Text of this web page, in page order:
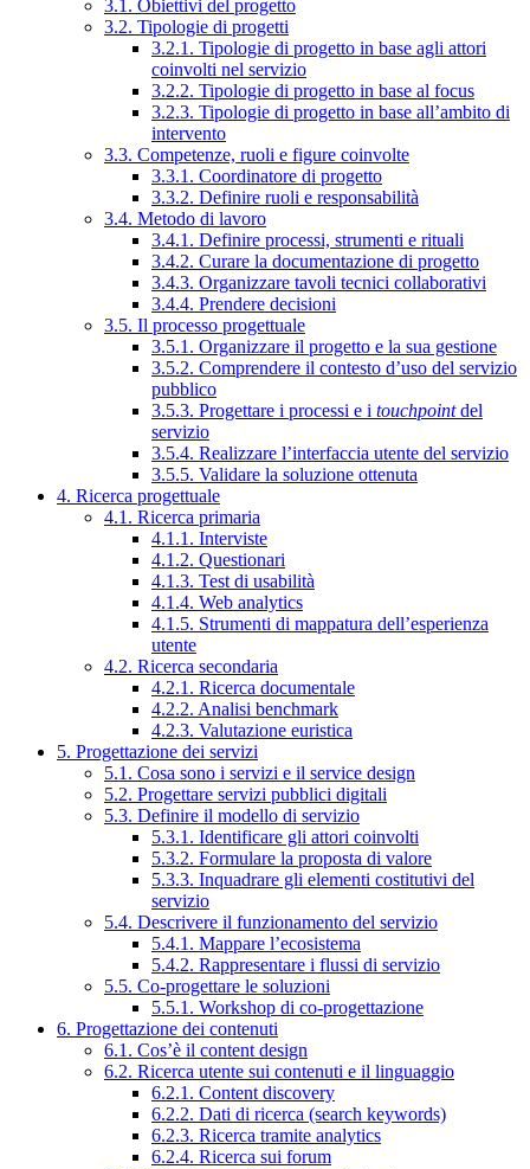
3.1. Obiettivi del progetto
3.2. Tipologie di progetti
3.2.1. Tipologie di progetto in base agli attori
coinvolti nel servizio
3.2.2. Tipologie di progetto in base al focus
3.2.3. Tipologie di progetto in base all’ambito di
intervento
3.3. Competenze, ruoli e figure coinvolte
3.3.1. Coordinatore di progetto
3.3.2. Definire ruoli e responsabilità
3.4. Metodo di lavoro
3.4.1. Definire processi, strumenti e rituali
3.4.2. Curare la documentazione di progetto
3.4.3. Organizzare tavoli tecnici collaborativi
3.4.4. Prendere decisioni
3.5. Il processo progettuale
3.5.1. Organizzare il progetto e la sua gestione
3.5.2. Comprendere il contesto d’uso del servizio
pubblico
3.5.3. Progettare i processi e i touchpointdel
servizio
3.5.4. Realizzare l’interfaccia utente del servizio
3.5.5. Validare la soluzione ottenuta
4. Ricerca progettuale
4.1. Ricerca primaria
4.1.1. Interviste
4.1.2. Questionari
4.1.3. Test di usabilità
4.1.4. Web analytics
4.1.5. Strumenti di mappatura dell’esperienza
utente
4.2. Ricerca secondaria
4.2.1. Ricerca documentale
4.2.2. Analisi benchmark
4.2.3. Valutazione euristica
5. Progettazione dei servizi
5.1. Cosa sono i servizi e il service design
5.2. Progettare servizi pubblici digitali
5.3. Definire il modello di servizio
5.3.1. Identificare gli attori coinvolti
5.3.2. Formulare la proposta di valore
5.3.3. Inquadrare gli elementi costitutivi del
servizio
5.4. Descrivere il funzionamento del servizio
5.4.1. Mappare l’ecosistema
5.4.2. Rappresentare i flussi di servizio
5.5. Co-progettare le soluzioni
5.5.1. Workshop di co-progettazione
6. Progettazione dei contenuti
6.1. Cos’è il content design
6.2. Ricerca utente sui contenuti e il linguaggio
6.2.1. Content discovery
6.2.2. Dati di ricerca (search keywords)
6.2.3. Ricerca tramite analytics
6.2.4. Ricerca sui forum